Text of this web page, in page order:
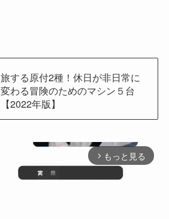
旅する原付2種！休日が非日常に
変わる冒険のためのマシン５台
【2022年版】
arrow_forward_ios もっと見る